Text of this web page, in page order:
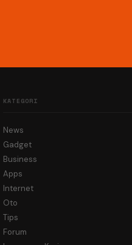
KATEGORI
News
Gadget
Business
Apps
Internet
Oto
Tips
Forum